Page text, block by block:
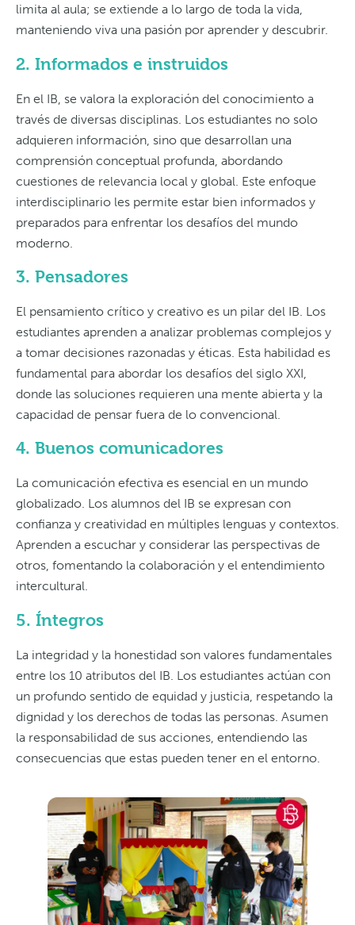
limita al aula; se extiende a lo largo de toda la vida,
manteniendo viva una pasión por aprender y descubrir.
2. Informados e instruidos
En el IB, se valora la exploración del conocimiento a
través de diversas disciplinas. Los estudiantes no solo
adquieren información, sino que desarrollan una
comprensión conceptual profunda, abordando
cuestiones de relevancia local y global. Este enfoque
interdisciplinario les permite estar bien informados y
preparados para enfrentar los desafíos del mundo
moderno.
3. Pensadores
El pensamiento crítico y creativo es un pilar del IB. Los
estudiantes aprenden a analizar problemas complejos y
a tomar decisiones razonadas y éticas. Esta habilidad es
fundamental para abordar los desafíos del siglo XXI,
donde las soluciones requieren una mente abierta y la
capacidad de pensar fuera de lo convencional.
4. Buenos comunicadores
La comunicación efectiva es esencial en un mundo
globalizado. Los alumnos del IB se expresan con
confianza y creatividad en múltiples lenguas y contextos.
Aprenden a escuchar y considerar las perspectivas de
otros, fomentando la colaboración y el entendimiento
intercultural.
5. Íntegros
La integridad y la honestidad son valores fundamentales
entre los 10 atributos del IB. Los estudiantes actúan con
un profundo sentido de equidad y justicia, respetando la
dignidad y los derechos de todas las personas. Asumen
la responsabilidad de sus acciones, entendiendo las
consecuencias que estas pueden tener en el entorno.